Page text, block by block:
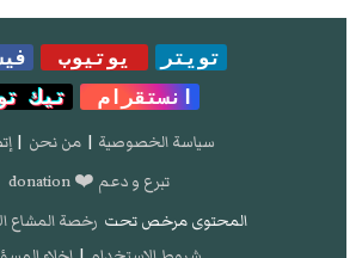
تويتر يوتيوب
انستقرام
تيك
سياسة الخصوصية | من نحن |
تبرع و دعم ❤️ donation
المحتوى مرخص تحت رخصة المشاع